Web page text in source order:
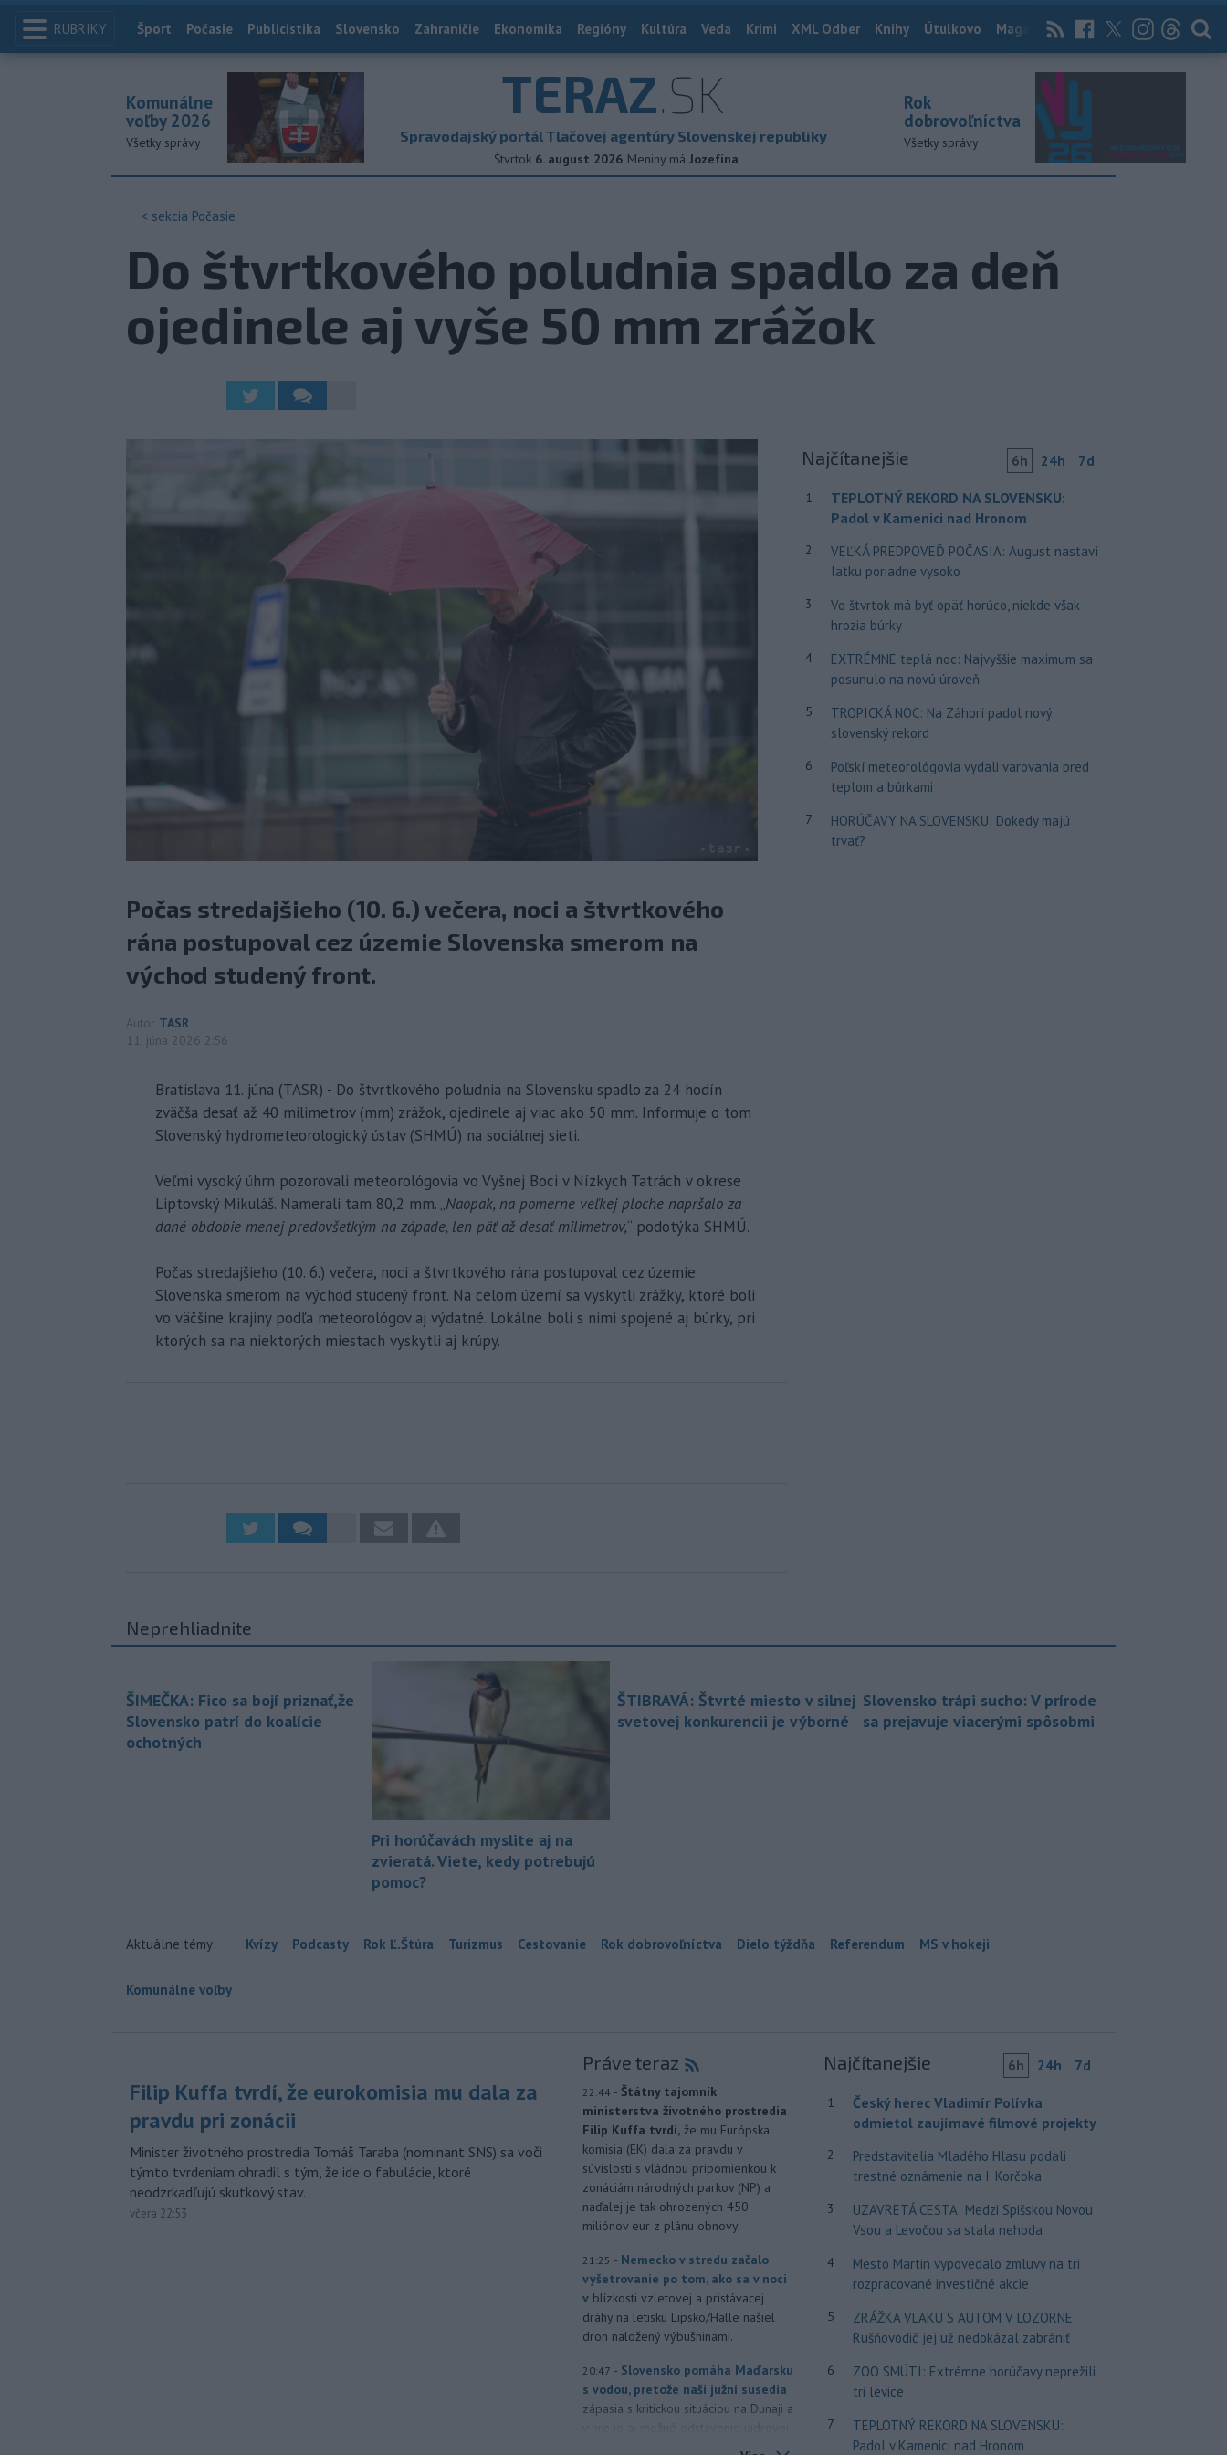
RUBRIKY Index
Šport Počasie Publicistika Slovensko Zahraničie Ekonomika Regióny Kultúra Veda Krimi XML Odber Knihy Útulkovo Magazín News Now Archív
TERAZ.SK
Spravodajský portál Tlačovej agentúry Slovenskej republiky
Štvrtok 6. august 2026 Meniny má Jozefína
Komunálne
voľby 2026
Všetky správy
Rok
dobrovoľníctva
Všetky správy
< sekcia Počasie
Do štvrtkového poludnia spadlo za deň
ojedinele aj vyše 50 mm zrážok
Počas stredajšieho (10. 6.) večera, noci a štvrtkového
rána postupoval cez územie Slovenska smerom na
východ studený front.
Autor TASR
11. júna 2026 2:56
Bratislava 11. júna (TASR) - Do štvrtkového poludnia na Slovensku spadlo za 24 hodín
zväčša desať až 40 milimetrov (mm) zrážok, ojedinele aj viac ako 50 mm. Informuje o tom
Slovenský hydrometeorologický ústav (SHMÚ) na sociálnej sieti.
Veľmi vysoký úhrn pozorovali meteorológovia vo Vyšnej Boci v Nízkych Tatrách v okrese
Liptovský Mikuláš. Namerali tam 80,2 mm. „Naopak, na pomerne veľkej ploche napršalo za
dané obdobie menej predovšetkým na západe, len päť až desať milimetrov,“ podotýka SHMÚ.
Počas stredajšieho (10. 6.) večera, noci a štvrtkového rána postupoval cez územie
Slovenska smerom na východ studený front. Na celom území sa vyskytli zrážky, ktoré boli
vo väčšine krajiny podľa meteorológov aj výdatné. Lokálne boli s nimi spojené aj búrky, pri
ktorých sa na niektorých miestach vyskytli aj krúpy.
Najčítanejšie 6h 24h 7d
1
TEPLOTNÝ REKORD NA SLOVENSKU:
Padol v Kamenici nad Hronom
2
VEĽKÁ PREDPOVEĎ POČASIA: August nastaví
latku poriadne vysoko
3
Vo štvrtok má byť opäť horúco, niekde však
hrozia búrky
4
EXTRÉMNE teplá noc: Najvyššie maximum sa
posunulo na novú úroveň
5
TROPICKÁ NOC: Na Záhorí padol nový
slovenský rekord
6
Poľskí meteorológovia vydali varovania pred
teplom a búrkami
7
HORÚČAVY NA SLOVENSKU: Dokedy majú
trvať?
Neprehliadnite
ŠIMEČKA: Fico sa bojí priznať,že
Slovensko patrí do koalície
ochotných
Pri horúčavách myslite aj na
zvieratá. Viete, kedy potrebujú
pomoc?
ŠTIBRAVÁ: Štvrté miesto v silnej
svetovej konkurencii je výborné
Slovensko trápi sucho: V prírode
sa prejavuje viacerými spôsobmi
Aktuálne témy: Kvízy Podcasty Rok Ľ.Štúra Turizmus Cestovanie Rok dobrovoľníctva Dielo týždňa Referendum MS v hokeji
Komunálne voľby
Filip Kuffa tvrdí, že eurokomisia mu dala za
pravdu pri zonácii
Minister životného prostredia Tomáš Taraba (nominant SNS) sa voči
týmto tvrdeniam ohradil s tým, že ide o fabulácie, ktoré
neodzrkadľujú skutkový stav.
včera 22:53
Práve teraz
22:44 - Štátny tajomník
ministerstva životného prostredia
Filip Kuffa tvrdí, že mu Európska
komisia (EK) dala za pravdu v
súvislosti s vládnou pripomienkou k
zonáciám národných parkov (NP) a
naďalej je tak ohrozených 450
miliónov eur z plánu obnovy.
21:25 - Nemecko v stredu začalo
vyšetrovanie po tom, ako sa v noci
v blízkosti vzletovej a pristávacej
dráhy na letisku Lipsko/Halle našiel
dron naložený výbušninami.
20:47 - Slovensko pomáha Maďarsku
s vodou, pretože naši južní susedia
zápasia s kritickou situáciou na Dunaji a
Najčítanejšie 6h 24h 7d
1
Český herec Vladimír Polívka
odmietol zaujímavé filmové projekty
2
Predstavitelia Mladého Hlasu podali
trestné oznámenie na I. Korčoka
3
UZAVRETÁ CESTA: Medzi Spišskou Novou
Vsou a Levočou sa stala nehoda
4
Mesto Martin vypovedalo zmluvy na tri
rozpracované investičné akcie
5
ZRÁŽKA VLAKU S AUTOM V LOZORNE:
Rušňovodič jej už nedokázal zabrániť
6
ZOO SMÚTI: Extrémne horúčavy neprežili
tri levice
7
TEPLOTNÝ REKORD NA SLOVENSKU:
Padol v Kamenici nad Hronom